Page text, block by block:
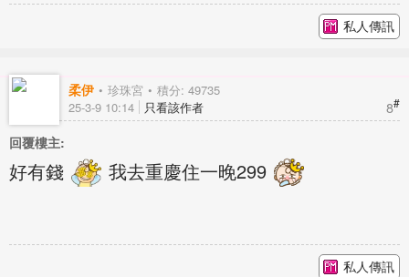
私人傳訊
柔伊 珍珠宮 積分: 49735
8#
25-3-9 10:14 只看該作者
回覆樓主:
好有錢 我去重慶住一晚299
私人傳訊